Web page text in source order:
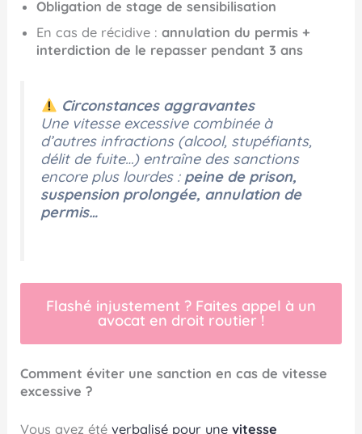
Obligation de stage de sensibilisation
En cas de récidive :annulation du permis +
interdiction de le repasser pendant 3 ans
Circonstances aggravantes
Une vitesse excessive combinée à
d’autres infractions (alcool, stupéfiants,
délit de fuite…) entraîne des sanctions
encore plus lourdes : peine de prison,
suspension prolongée, annulation de
permis…
Flashé injustement ? Faites appel à un
avocat en droit routier !
Comment éviter une sanction en cas de vitesse
excessive ?
Vous avez étéverbalisé pour unevitesse